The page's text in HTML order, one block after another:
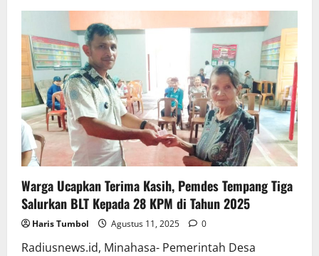
Tiga
Bersama
Polsek
Langowan
Timur
dan
Kelompok
Tani
Nafiri
Gelar
Panen
Jagung
Bersama
Warga Ucapkan Terima Kasih, Pemdes Tempang Tiga
Salurkan BLT Kepada 28 KPM di Tahun 2025
Haris Tumbol Agustus 11, 2025 0
Radiusnews.id, Minahasa- Pemerintah Desa